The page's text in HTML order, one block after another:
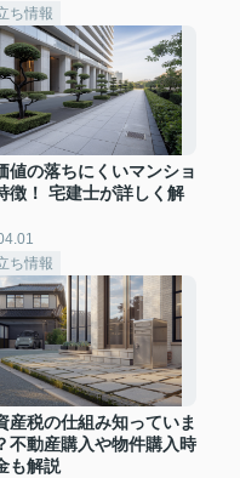
ち情報
値の落ちにくいマンショ
徴！ 宅建士が詳しく解
ち情報
産税の仕組み知っていま
不動産購入や物件購入時
も解説